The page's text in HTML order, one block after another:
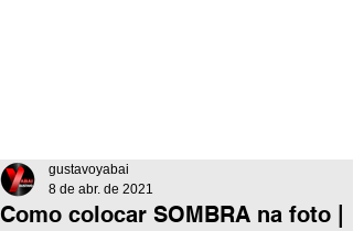
Como colocar SOMBRA na foto |
gustavoyabai
8 de abr. de 2021